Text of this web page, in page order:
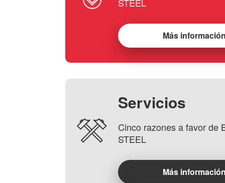
Más
Servicios
Cinco razones a favor de
STEEL
Más